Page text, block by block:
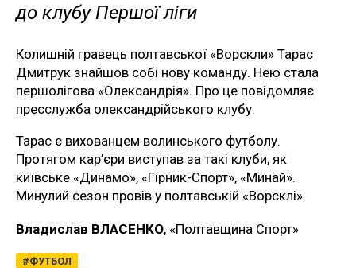
до клубу Першої ліги
Колишній гравець полтавської «Ворскли» Тарас
Дмитрук знайшов собі нову команду. Нею стала
першолігова «Олександрія». Про це повідомляє
пресслужба олександрійського клубу.
Тарас є вихованцем волинського футболу.
Протягом кар’єри виступав за такі клуби, як
київське «Динамо», «Гірник-Спорт», «Минай».
Минулий сезон провів у полтавській «Ворсклі».
Владислав ВЛАСЕНКО, «Полтавщина Спорт»
ФУТБОЛ